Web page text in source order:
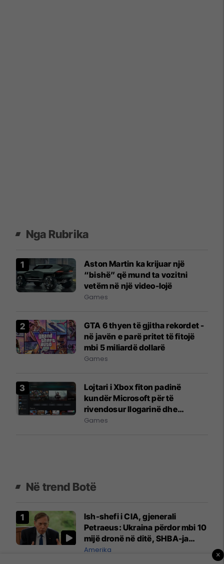
Nga Rubrika
Aston Martin ka krijuar një
“bishë” që mund ta vozitni
vetëm në një video-lojë
Games
GTA 6 thyen të gjitha rekordet -
në javën e parë pritet të fitojë
mbi 5 miliardë dollarë
Games
Lojtari i Xbox fiton padinë
kundër Microsoft për të
rivendosur llogarinë dhe
bibliotekën digjitale
Games
Në trend Botë
Ish-shefi i CIA, gjenerali
Petraeus: Ukraina përdor mbi 10
mijë dronë në ditë, SHBA-ja
mbetet shumë prapa në
Amerika
×